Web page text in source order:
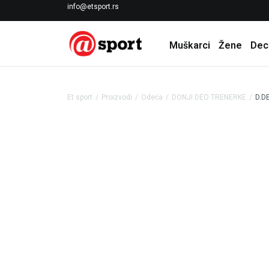
info@etsport.rs
LICENCIRANI CLEARANCE PARTNER ADIDAS
Muškarci Žene
Et sport Proizvodi Odeća DONJI DEO TRENERKE